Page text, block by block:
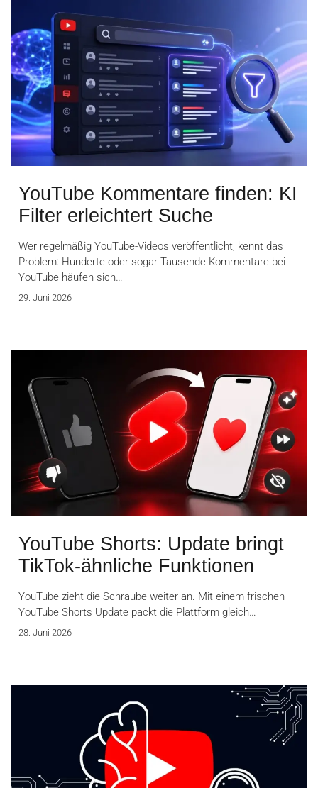
YouTube Kommentare finden: KI
Filter erleichtert Suche
Wer regelmäßig YouTube-Videos veröffentlicht, kennt das
Problem: Hunderte oder sogar Tausende Kommentare bei
YouTube häufen sich…
29. Juni 2026
YouTube Shorts: Update bringt
TikTok-ähnliche Funktionen
YouTube zieht die Schraube weiter an. Mit einem frischen
YouTube Shorts Update packt die Plattform gleich…
28. Juni 2026